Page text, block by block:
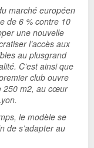
marché européen
de 6 % contre 10
une nouvelle
l’accès aux
au plusgrand
C’est ainsi que
club ouvre
250 m2, au cœur
le modèle se
de s’adapter au